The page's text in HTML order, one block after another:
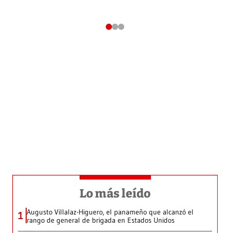
Lo más leído
1 Augusto Villalaz-Higuero, el panameño que alcanzó el
rango de general de brigada en Estados Unidos